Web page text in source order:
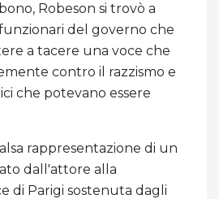
Robeson si trovò a
del governo che
a tacere una voce che
contro il razzismo e
che potevano essere
rappresentazione di un
dall'attore alla
di Parigi sostenuta dagli